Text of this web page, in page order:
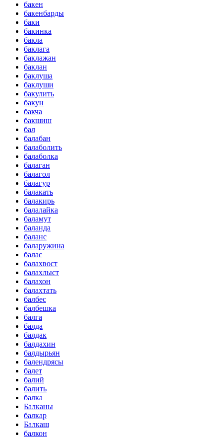
бакен
бакенбарды
баки
бакинка
бакла
баклага
баклажан
баклан
баклуша
баклуши
бакулить
бакун
бакча
бакшиш
бал
балабан
балаболить
балаболка
балаган
балагол
балагур
балакать
балакирь
балалайка
баламут
баланда
баланс
баларужина
балас
балахвост
балахлыст
балахон
балахтать
балбес
балбешка
балга
балда
балдак
балдахин
балдырьян
балендрясы
балет
балий
балить
балка
Балканы
балкар
Балкаш
балкон